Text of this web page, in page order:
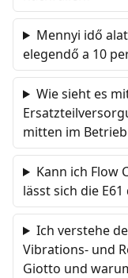
Mennyi idő
elegendő a 10
Wie sieht es
mitten im
Kann ich Flow
lässt sich die
Ich verstehe
Vibrations- und
Giotto und